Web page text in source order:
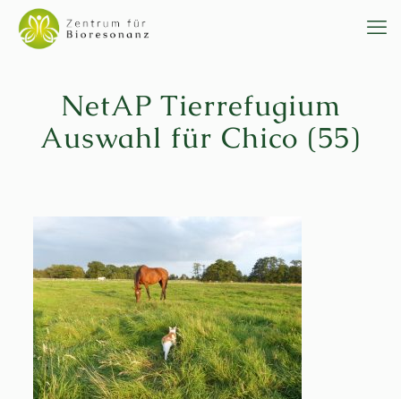
NetAP Tierrefugium
Auswahl für Chico (55)